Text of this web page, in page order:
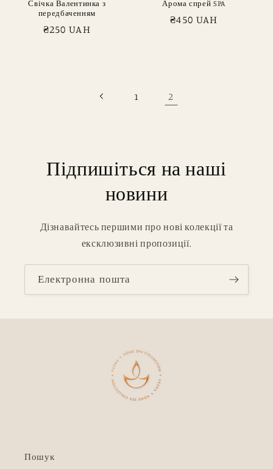
Свічка Валентинка з
передбаченням
Звичайна
₴250 UAH
Арома спрей SPA
Звичайна
₴450 UAH
1 2
Підпишіться на наші
новини
Дізнавайтесь першими про нові колекції та
ексклюзивні пропозиції.
Електронна пошта
Пошук